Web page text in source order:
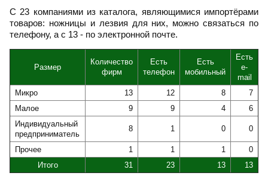
С 23 компаниями из каталога, являющимися импортёрами
товаров: ножницы и лезвия для них, можно связаться по
телефону, а с 13 - по электронной почте.
Размер
Количество
фирм
Есть
телефон
Есть
мобильный
Есть
e-
mail
Микро
13 12 8
7
Малое
9 9 4
6
Индивидуальный
предприниматель
8 1 0 0
Прочее 1 1 1
0
Итого
31 23 13 13